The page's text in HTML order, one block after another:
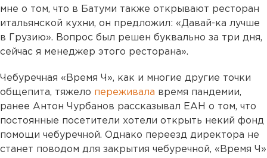
мне о том, что в Батуми также открывают ресторан
итальянской кухни, он предложил: «Давай-ка лучше
в Грузию». Вопрос был решен буквально за три дня,
сейчас я менеджер этого ресторана».
Чебуречная «Время Ч», как и многие другие точки
общепита, тяжело переживала время пандемии,
ранее Антон Чурбанов рассказывал ЕАН о том, что
постоянные посетители хотели открыть некий фонд
помощи чебуречной. Однако переезд директора не
станет поводом для закрытия чебуречной, «Время Ч»